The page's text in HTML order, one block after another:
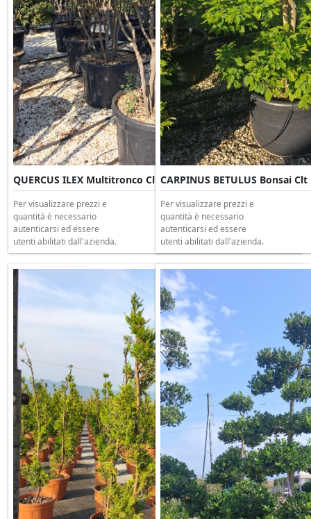
QUERCUS ILEX Multitronco Clt 230 H.250/300
Per visualizzare prezzi e
quantità è necessario
autenticarsi ed essere
utenti abilitati dall'azienda.
CARPINUS BETULUS Bonsai
Per visualizzare prezzi e
quantità è necessario
autenticarsi ed essere
utenti abilitati dall'azienda.